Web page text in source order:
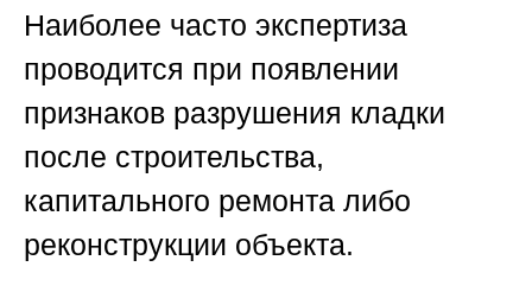
Наиболее часто экспертиза
проводится при появлении
признаков разрушения кладки
после строительства,
капитального ремонта либо
реконструкции объекта.